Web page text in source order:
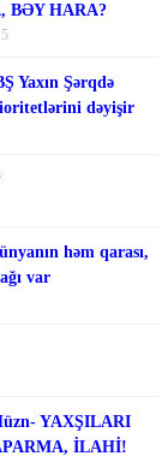
BƏY HARA?
Yaxın Şərqdə
dəyişir
həm qarası,
var
YAXŞILARI
İLAHİ!